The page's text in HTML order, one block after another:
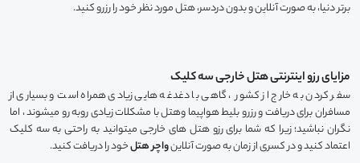
برتر دنیا، به صورت آنلاین و بدون دردسر، هتل مورد نظر خود را رزرو کنید.
مزایای رزو اینترنتی هتل خارجی سه کلیک
سفر کردن به خارج از کشور ، گاهی با دغدغه هایی زیادی همراه است و بسیاری از
مسافران برای دریافت و رزرو بلیط هواپیما وهتل با مشکلات زیادی روبه رو میشوند ، اما
نگران نباشید؛ زیرا که شما برای رزو هتل های خارجی میتوانید به راحتی به سه کلیک
اعتماد کنید و در کسری از زمان به صورت آنلاینواچر هتلخود را دریافت کنید.